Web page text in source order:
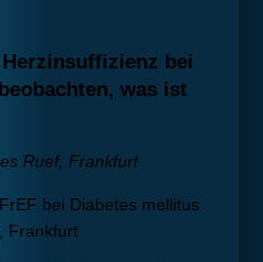
bei
was ist
Ruef, Frankfurt
bei Diabetes mellitus
Frankfurt